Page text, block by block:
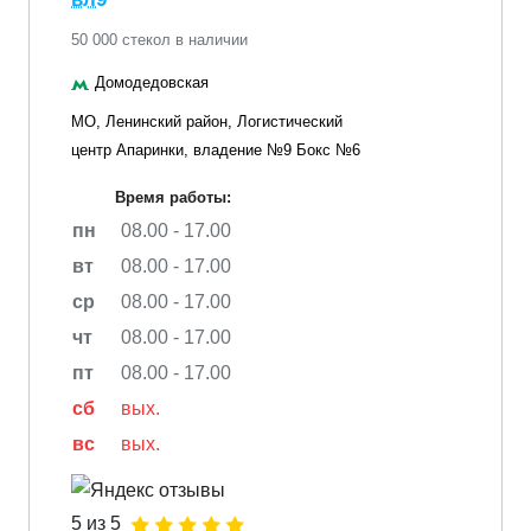
50 000 стекол в наличии
Домодедовская
МО, Ленинский район, Логистический
центр Апаринки, владение №9 Бокс №6
Время работы:
пн
08.00 - 17.00
вт
08.00 - 17.00
ср
08.00 - 17.00
чт
08.00 - 17.00
пт
08.00 - 17.00
сб
вых.
вс
вых.
5 из 5